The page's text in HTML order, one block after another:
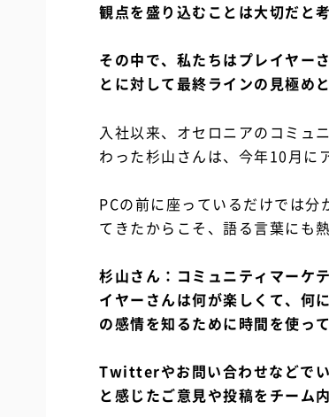
観点を盛り込むことは大切だと
その中で、私たちはプレイヤー
とに対して最終ラインの見極め
入社以来、オセロニアのコミュ
わった杉山さんは、今年10月に
PCの前に座っているだけでは
てきたからこそ、語る言葉にも
杉山さん：コミュニティマーケ
イヤーさんは何が楽しくて、何
の感情を知るために時間を使って
Twitterやお問い合わせなどで
と感じたご意見や投稿をチーム